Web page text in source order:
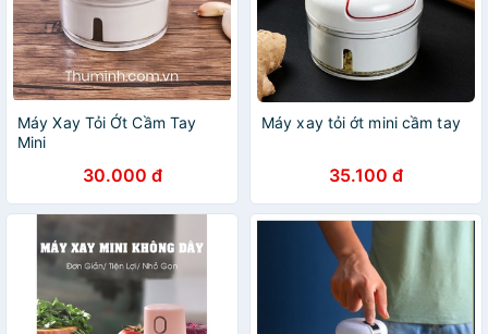
Máy Xay Tỏi Ớt Cầm Tay
Mini
30.000 đ
Máy xay tỏi ớt mini cầm tay
35.100 đ